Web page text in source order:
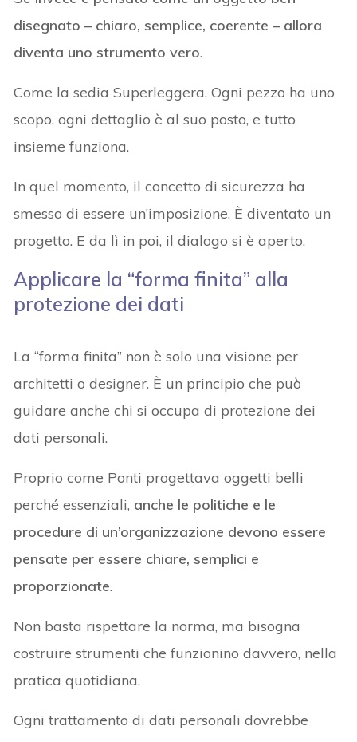
disegnato – chiaro, semplice, coerente – allora
diventa uno strumento vero.
Come la sedia Superleggera. Ogni pezzo ha uno
scopo, ogni dettaglio è al suo posto, e tutto
insieme funziona.
In quel momento, il concetto di sicurezza ha
smesso di essere un’imposizione. È diventato un
progetto. E da lì in poi, il dialogo si è aperto.
Applicare la “forma finita” alla
protezione dei dati
La “forma finita” non è solo una visione per
architetti o designer. È un principio che può
guidare anche chi si occupa di protezione dei
dati personali.
Proprio come Ponti progettava oggetti belli
perché essenziali, anche le politiche e le
procedure di un’organizzazione devono essere
pensate per essere chiare, semplici e
proporzionate.
Non basta rispettare la norma, ma bisogna
costruire strumenti che funzionino davvero, nella
pratica quotidiana.
Ogni trattamento di dati personali dovrebbe